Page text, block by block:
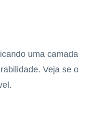
uma camada
Veja se o